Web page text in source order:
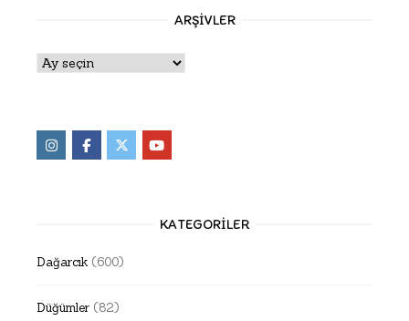
ARŞIVLER
Arşivler
KATEGORILER
Dağarcık (600)
Düğümler (82)